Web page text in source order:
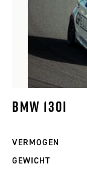
BMW 130I
VERMOGEN
GEWICHT